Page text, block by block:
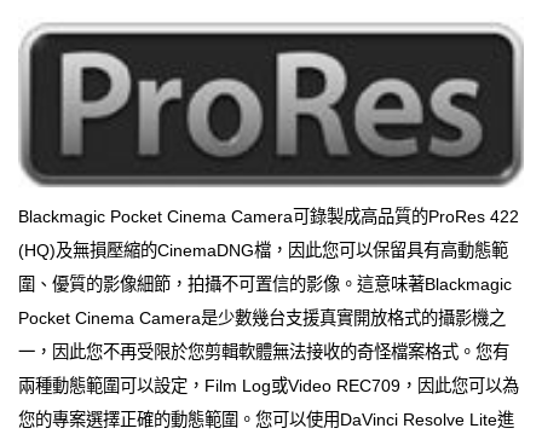
Blackmagic Pocket Cinema Camera可錄製成高品質的ProRes 422
(HQ)及無損壓縮的CinemaDNG檔，因此您可以保留具有高動態範
圍、優質的影像細節，拍攝不可置信的影像。這意味著Blackmagic
Pocket Cinema Camera是少數幾台支援真實開放格式的攝影機之
一，因此您不再受限於您剪輯軟體無法接收的奇怪檔案格式。您有
兩種動態範圍可以設定，Film Log或Video REC709，因此您可以為
您的專案選擇正確的動態範圍。您可以使用DaVinci Resolve Lite進